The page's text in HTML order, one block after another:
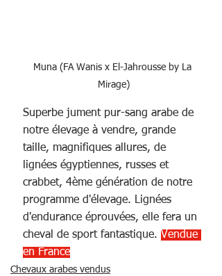
Muna (FA Wanis x El-Jahrousse by La
Mirage)
Superbe jument pur-sang arabe de
notre élevage à vendre, grande
taille, magnifiques allures, de
lignées égyptiennes, russes et
crabbet, 4ème génération de notre
programme d'élevage. Lignées
d'endurance éprouvées, elle fera un
cheval de sport fantastique. Vendue
en France
Chevaux arabes vendus